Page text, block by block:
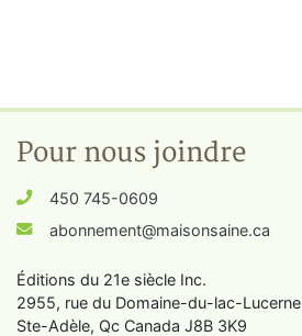
Pour nous joindre
450 745-0609
abonnement@maisonsaine.ca
Éditions du 21e siècle Inc.
2955, rue du Domaine-du-lac-Lucerne
Ste-Adèle, Qc Canada J8B 3K9